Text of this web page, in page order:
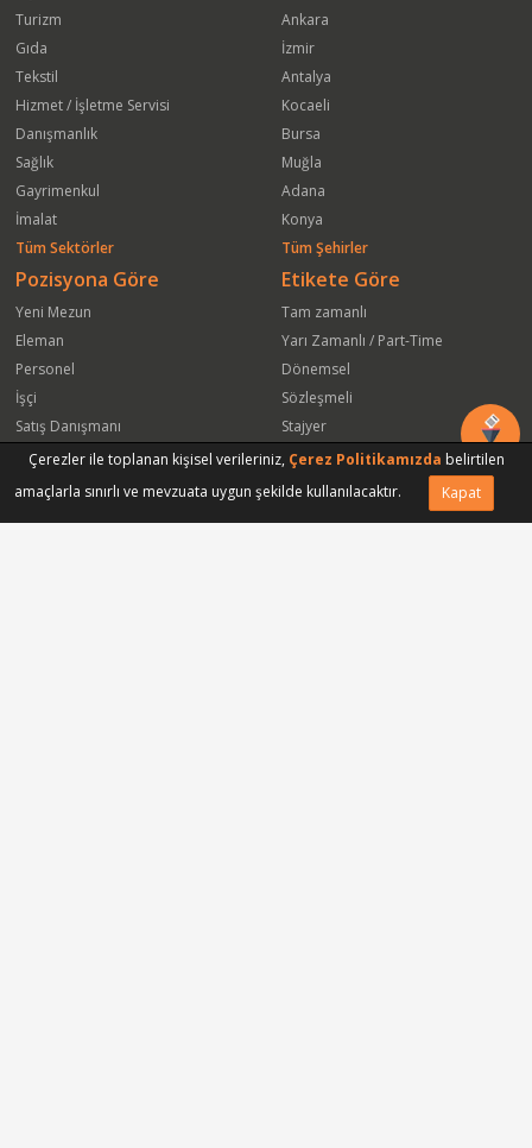
Turizm
Gıda
Tekstil
Hizmet / İşletme Servisi
Danışmanlık
Sağlık
Gayrimenkul
İmalat
Tüm Sektörler
Ankara
İzmir
Antalya
Kocaeli
Bursa
Muğla
Adana
Konya
Tüm Şehirler
Pozisyona Göre
Yeni Mezun
Eleman
Personel
İşçi
Satış Danışmanı
Öğrenci
Satış Elemanı
Etikete Göre
Tam zamanlı
Yarı Zamanlı / Part-Time
Dönemsel
Sözleşmeli
Stajyer
Freelance
Yeni Mezun
Çerezler ile toplanan kişisel verileriniz, Çerez Politikamızda belirtilen
amaçlarla sınırlı ve mevzuata uygun şekilde kullanılacaktır.
Kapat